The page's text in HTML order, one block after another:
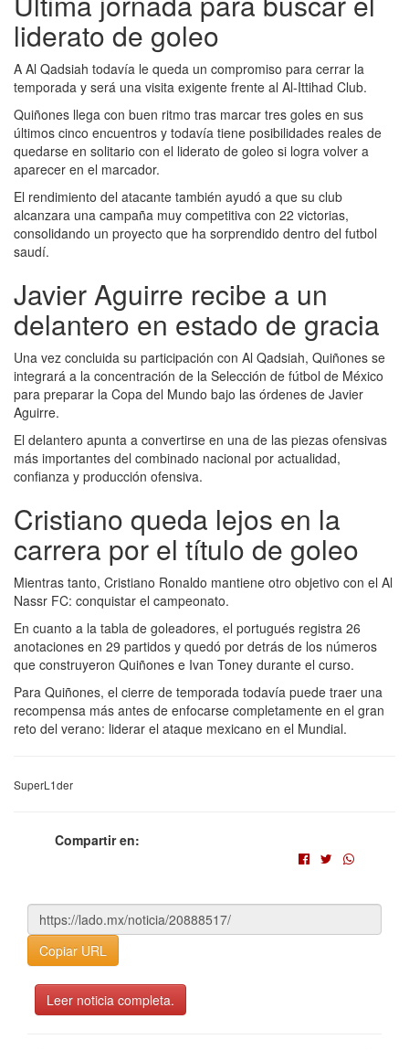
liderato de goleo
A Al Qadsiah todavía le queda un compromiso para cerrar la
temporada y será una visita exigente frente al Al-Ittihad Club.
Quiñones llega con buen ritmo tras marcar tres goles en sus
últimos cinco encuentros y todavía tiene posibilidades reales de
quedarse en solitario con el liderato de goleo si logra volver a
aparecer en el marcador.
El rendimiento del atacante también ayudó a que su club
alcanzara una campaña muy competitiva con 22 victorias,
consolidando un proyecto que ha sorprendido dentro del futbol
saudí.
Javier Aguirre recibe a un
delantero en estado de gracia
Una vez concluida su participación con Al Qadsiah, Quiñones se
integrará a la concentración de la Selección de fútbol de México
para preparar la Copa del Mundo bajo las órdenes de Javier
Aguirre.
El delantero apunta a convertirse en una de las piezas ofensivas
más importantes del combinado nacional por actualidad,
confianza y producción ofensiva.
Cristiano queda lejos en la
carrera por el título de goleo
Mientras tanto, Cristiano Ronaldo mantiene otro objetivo con el Al
Nassr FC: conquistar el campeonato.
En cuanto a la tabla de goleadores, el portugués registra 26
anotaciones en 29 partidos y quedó por detrás de los números
que construyeron Quiñones e Ivan Toney durante el curso.
Para Quiñones, el cierre de temporada todavía puede traer una
recompensa más antes de enfocarse completamente en el gran
reto del verano: liderar el ataque mexicano en el Mundial.
SuperL1der
Compartir en:
Copiar URL
Leer noticia completa.